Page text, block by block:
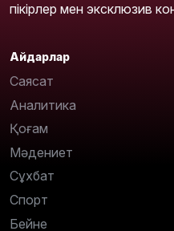
пікірлер мен эксклюзив
Айдарлар
Саясат
Аналитика
Қоғам
Мәдениет
Сұхбат
Спорт
Бейне